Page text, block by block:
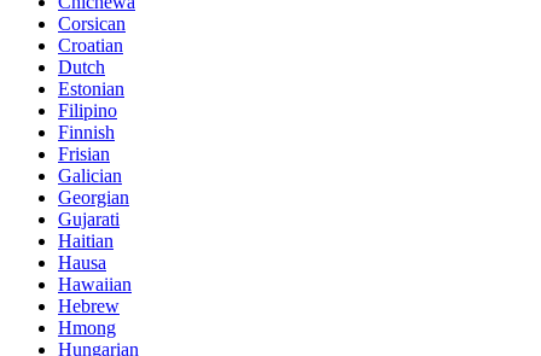
Corsican
Croatian
Dutch
Estonian
Filipino
Finnish
Frisian
Galician
Georgian
Gujarati
Haitian
Hausa
Hawaiian
Hebrew
Hmong
Hungarian